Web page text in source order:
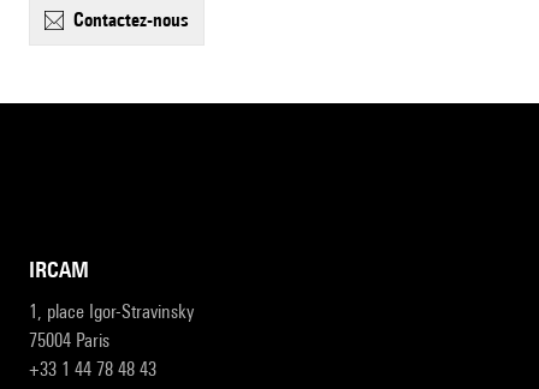
contactez-nous
IRCAM
1, place Igor-Stravinsky
75004 Paris
+33 1 44 78 48 43